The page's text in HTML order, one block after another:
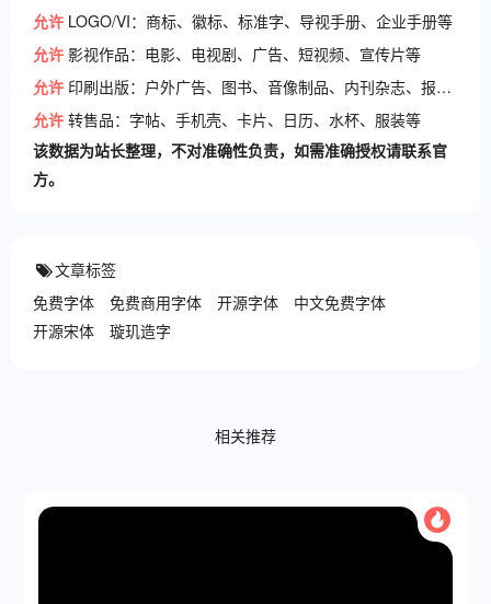
允许 LOGO/VI：商标、徽标、标准字、导视手册、企业手册等
允许 影视作品：电影、电视剧、广告、短视频、宣传片等
允许 印刷出版：户外广告、图书、音像制品、内刊杂志、报纸等
允许 转售品：字帖、手机壳、卡片、日历、水杯、服装等
该数据为站长整理，不对准确性负责，如需准确授权请联系官
方。
文章标签
免费字体
免费商用字体 开源字体
中文免费字体
开源宋体
璇玑造字
相关推荐